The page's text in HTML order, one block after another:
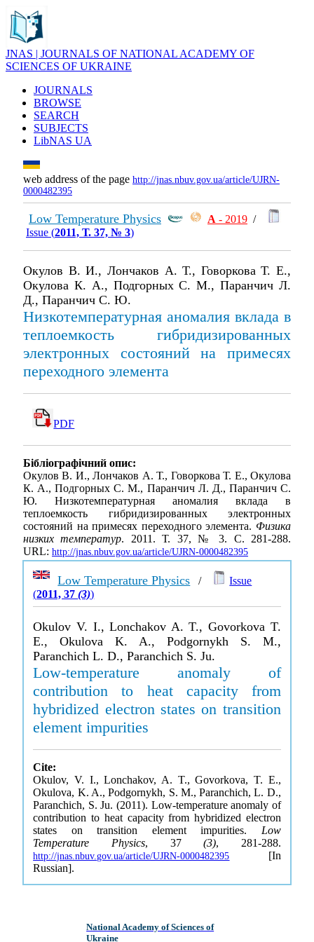
JNAS | JOURNALS OF NATIONAL ACADEMY OF
SCIENCES OF UKRAINE
JOURNALS
BROWSE
SEARCH
SUBJECTS
LibNAS UA
web address of the page http://jnas.nbuv.gov.ua/article/UJRN-
0000482395
Low Temperature Physics А - 2019 /
Issue (2011, Т. 37, № 3)
Окулов В. И., Лончаков А. Т., Говоркова Т. Е.,
Окулова К. А., Подгорных С. М., Паранчич Л.
Д., Паранчич С. Ю.
Низкотемпературная аномалия вклада в
теплоемкость гибридизированных
электронных состояний на примесях
переходного элемента
PDF
Бібліографічний опис:
Окулов В. И., Лончаков А. Т., Говоркова Т. Е., Окулова
К. А., Подгорных С. М., Паранчич Л. Д., Паранчич С.
Ю. Низкотемпературная аномалия вклада в
теплоемкость гибридизированных электронных
состояний на примесях переходного элемента. Физика
низких температур. 2011. Т. 37, № 3. С. 281-288.
URL: http://jnas.nbuv.gov.ua/article/UJRN-0000482395
Low Temperature Physics /
Issue
(2011, 37(3))
Okulov V. I., Lonchakov A. T., Govorkova T.
E., Okulova K. A., Podgornykh S. M.,
Paranchich L. D., Paranchich S. Ju.
Low-temperature anomaly of
contribution to heat capacity from
hybridized electron states on transition
element impurities
Cite:
Okulov, V. I., Lonchakov, A. T., Govorkova, T. E.,
Okulova, K. A., Podgornykh, S. M., Paranchich, L. D.,
Paranchich, S. Ju. (2011). Low-temperature anomaly of
contribution to heat capacity from hybridized electron
states on transition element impurities. Low
Temperature Physics, 37(3), 281-288.
http://jnas.nbuv.gov.ua/article/UJRN-0000482395 [In
Russian].
National Academy of Sciences of
Ukraine